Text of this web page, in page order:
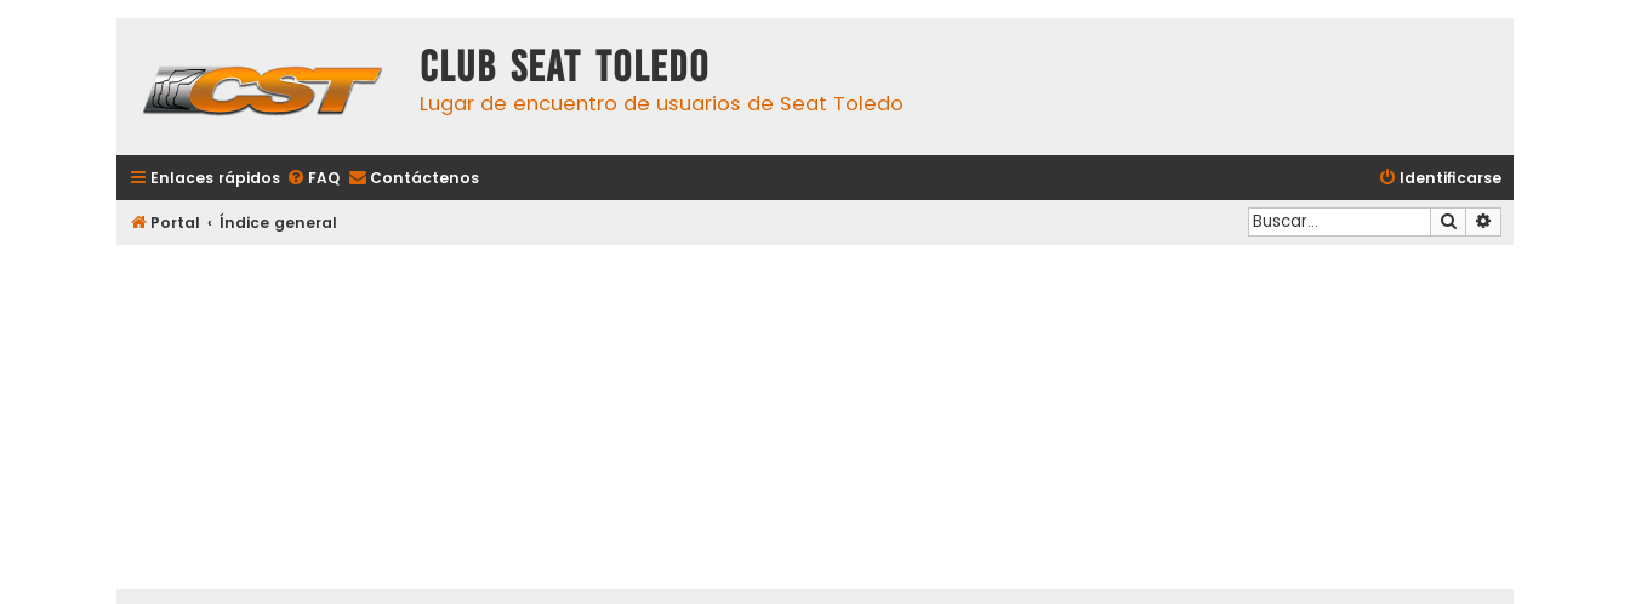
Club Seat Toledo
Lugar de encuentro de usuarios de Seat Toledo
Enlaces rápidos FAQ Contáctenos Identificarse
Portal Índice general Buscar